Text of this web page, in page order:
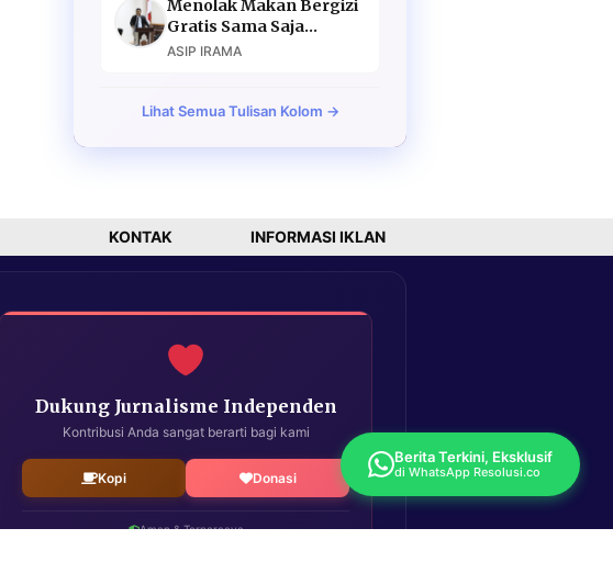
Menolak Makan Bergizi
Gratis Sama Saja
Menolak Masa Depan
ASIP IRAMA
Lihat Semua Tulisan Kolom →
KONTAK INFORMASI IKLAN
Dukung Jurnalisme Independen
Kontribusi Anda sangat berarti bagi kami
Kopi Donasi
Aman & Terpercaya
Berita Terkini, Eksklusif
di WhatsApp Resolusi.co